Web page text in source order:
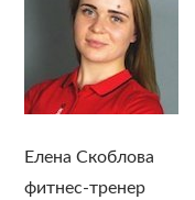
Елена Скоблова
фитнес-тренер